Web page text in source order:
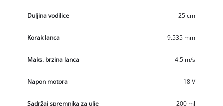
Duljina vodilice 25 cm
Korak lanca 9.535 mm
Maks. brzina lanca 4.5 m/s
Napon motora 18 V
Sadržaj spremnika za ulje 200 ml